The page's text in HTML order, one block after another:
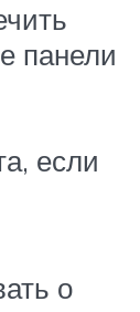
панели
если
о